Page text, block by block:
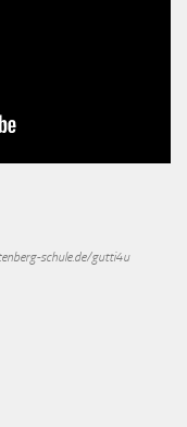
schule.de/gutti4u